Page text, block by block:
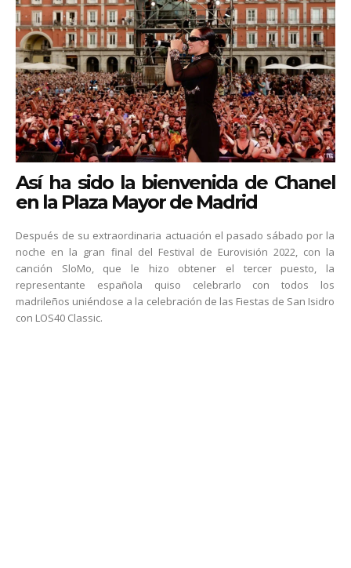
Así ha sido la bienvenida de Chanel
en la Plaza Mayor de Madrid
Después de su extraordinaria actuación el pasado sábado por la
noche en la gran final del Festival de Eurovisión 2022, con la
canción SloMo, que le hizo obtener el tercer puesto, la
representante española quiso celebrarlo con todos los
madrileños uniéndose a la celebración de las Fiestas de San Isidro
con LOS40 Classic.